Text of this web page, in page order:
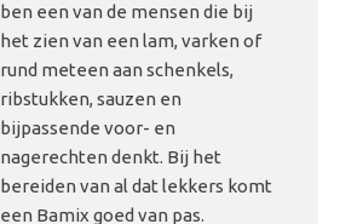
ben een van de mensen die bij
het zien van een lam, varken of
rund meteen aan schenkels,
ribstukken, sauzen en
bijpassende voor- en
nagerechten denkt. Bij het
bereiden van al dat lekkers komt
een Bamix goed van pas.